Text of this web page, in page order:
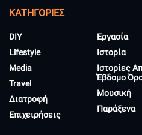
KΑΤΗΓΟΡΊΕΣ
DIY
Lifestyle
Media
Travel
Διατροφή
Επιχειρήσεις
Εργασία
Ιστορία
Ιστορίες
Έβδομο
Μουσική
Παράξενα